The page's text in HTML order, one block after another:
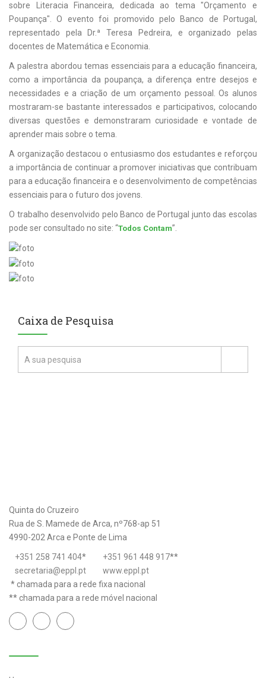
sobre Literacia Financeira, dedicada ao tema "Orçamento e
Poupança". O evento foi promovido pelo Banco de Portugal,
representado pela Dr.ª Teresa Pedreira, e organizado pelas
docentes de Matemática e Economia.
A palestra abordou temas essenciais para a educação financeira,
como a importância da poupança, a diferença entre desejos e
necessidades e a criação de um orçamento pessoal. Os alunos
mostraram-se bastante interessados e participativos, colocando
diversas questões e demonstraram curiosidade e vontade de
aprender mais sobre o tema.
A organização destacou o entusiasmo dos estudantes e reforçou
a importância de continuar a promover iniciativas que contribuam
para a educação financeira e o desenvolvimento de competências
essenciais para o futuro dos jovens.
O trabalho desenvolvido pelo Banco de Portugal junto das escolas
pode ser consultado no site: “Todos Contam”.
Caixa de Pesquisa
Quinta do Cruzeiro
Rua de S. Mamede de Arca, nº768-ap 51
4990-202 Arca e Ponte de Lima
+351 258 741 404* +351 961 448 917**
secretaria@eppl.pt
www.eppl.pt
* chamada para a rede fixa nacional
** chamada para a rede móvel nacional